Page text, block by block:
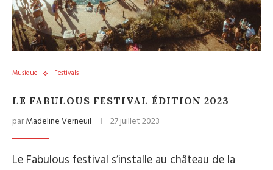
Musique Festivals
LE FABULOUS FESTIVAL ÉDITION 2023
parMadeline Verneuil 27 juillet 2023
Le Fabulous festival s’installe au château de la